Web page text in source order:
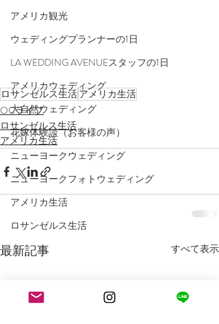
アメリカ観光
ウェディングプランナーの1日
LA WEDDING AVENUEスタッフの1日
アメリカウェディング
大自然ウェディング
花嫁体験談（お客様の声）
ニューヨークウェディング
ニューヨークフォトウェディング
アメリカ生活
ロサンゼルス生活
ロサンゼルス生活アメリカ生活
OCライフ
ロサンゼルス生活
アメリカ生活
最新記事 すべて表示